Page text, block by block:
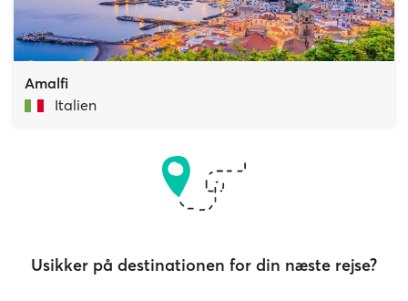
Amalfi
Italien
Usikker på destinationen for din næste rejse?